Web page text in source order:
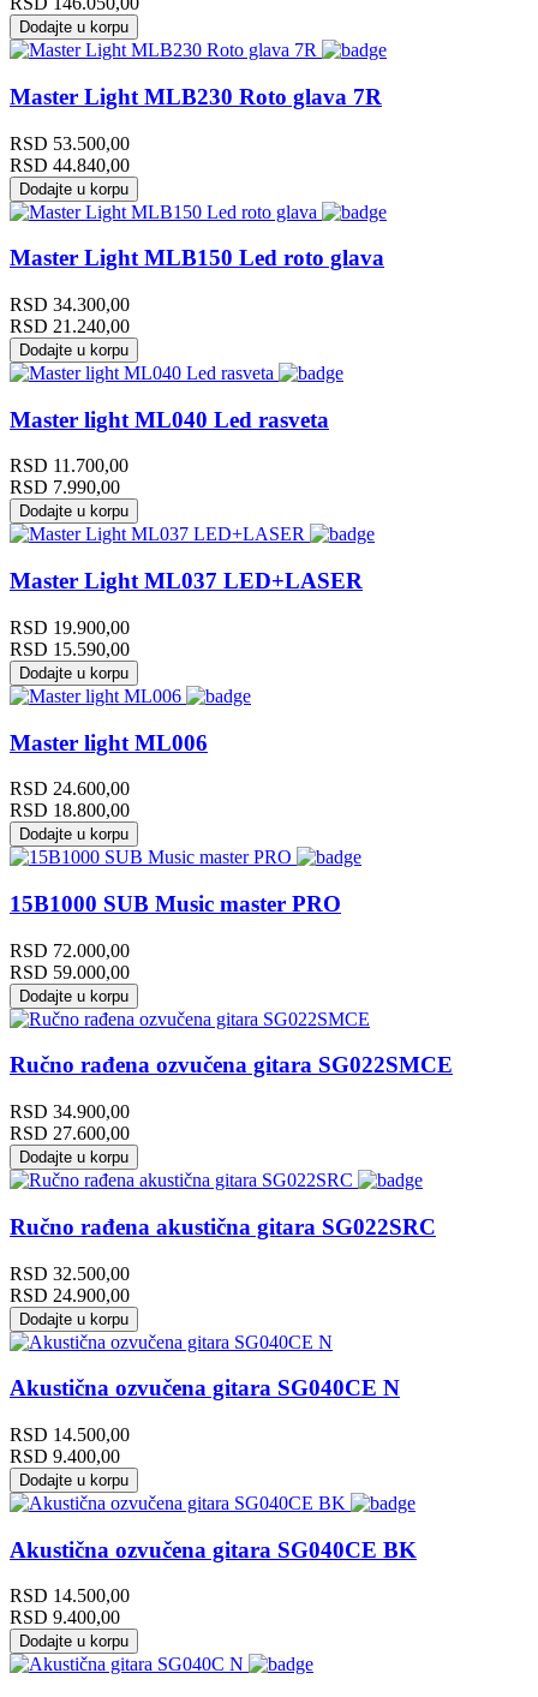
Dodajte u korpu
Master Light MLB230 Roto glava 7R
RSD 53.500,00
RSD 44.840,00
Dodajte u korpu
Master Light MLB150 Led roto glava
RSD 34.300,00
RSD 21.240,00
Dodajte u korpu
Master light ML040 Led rasveta
RSD 11.700,00
RSD 7.990,00
Dodajte u korpu
Master Light ML037 LED+LASER
RSD 19.900,00
RSD 15.590,00
Dodajte u korpu
Master light ML006
RSD 24.600,00
RSD 18.800,00
Dodajte u korpu
15B1000 SUB Music master PRO
RSD 72.000,00
RSD 59.000,00
Dodajte u korpu
Ručno rađena ozvučena gitara SG022SMCE
RSD 34.900,00
RSD 27.600,00
Dodajte u korpu
Ručno rađena akustična gitara SG022SRC
RSD 32.500,00
RSD 24.900,00
Dodajte u korpu
Akustična ozvučena gitara SG040CE N
RSD 14.500,00
RSD 9.400,00
Dodajte u korpu
Akustična ozvučena gitara SG040CE BK
RSD 14.500,00
RSD 9.400,00
Dodajte u korpu